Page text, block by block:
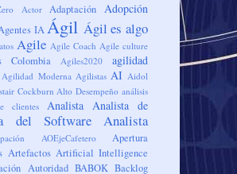
Actor Adaptación Adopción
IA Ágil Ágil es algo
Agile Agile Coach Agile culture
Colombia Agiles2020 agilidad
Agilidad Moderna Agilistas AI Aidol
Cockburn Alto Desempeño análisis
clientes Analista Analista de
del Software
Analista
AOEjeCafetero Apertura
Artefactos Artificial Intelligence
Autoridad BABOK Backlog